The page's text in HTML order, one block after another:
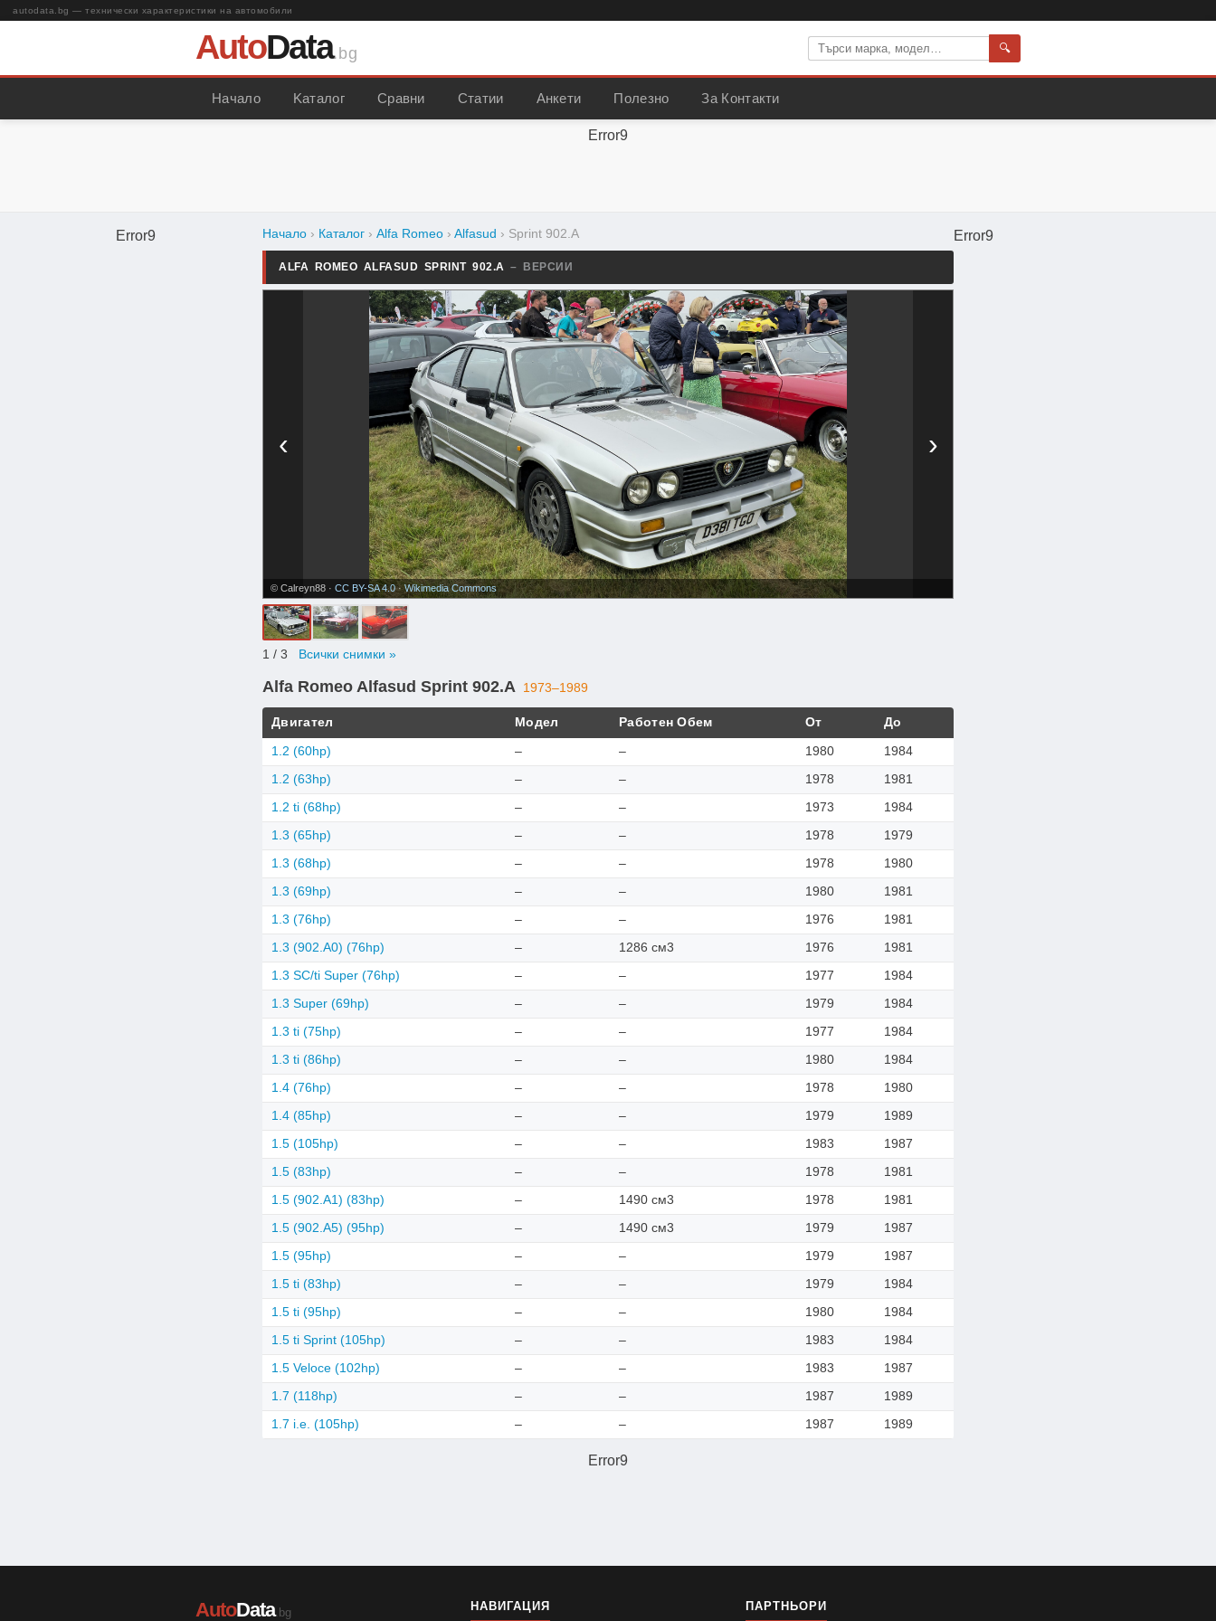
autodata.bg — технически характеристики на автомобили
AutoData.bg 🔍
Начало Kаталог Сравни Статии Анкети Полезно За Контакти
Error9
Error9 Начало › Каталог › Alfa Romeo › Alfasud › Sprint 902.A
ALFA ROMEO ALFASUD SPRINT 902.A – ВЕРСИИ
‹ ›
© Calreyn88 · CC BY-SA 4.0·Wikimedia Commons
1 / 3 Всички снимки »
Alfa Romeo Alfasud Sprint 902.A 1973–1989
Двигател Модел Работен Обем От До
1.2 (60hp) – – 1980 1984
1.2 (63hp) – – 1978 1981
1.2 ti (68hp) – – 1973 1984
1.3 (65hp) – – 1978 1979
1.3 (68hp) – – 1978 1980
1.3 (69hp) – – 1980 1981
1.3 (76hp) – – 1976 1981
1.3 (902.A0) (76hp) – 1286 см3 1976 1981
1.3 SC/ti Super (76hp) – – 1977 1984
1.3 Super (69hp) – – 1979 1984
1.3 ti (75hp) – – 1977 1984
1.3 ti (86hp) – – 1980 1984
1.4 (76hp) – – 1978 1980
1.4 (85hp) – – 1979 1989
1.5 (105hp) – – 1983 1987
1.5 (83hp) – – 1978 1981
1.5 (902.A1) (83hp) – 1490 см3 1978 1981
1.5 (902.A5) (95hp) – 1490 см3 1979 1987
1.5 (95hp) – – 1979 1987
1.5 ti (83hp) – – 1979 1984
1.5 ti (95hp) – – 1980 1984
1.5 ti Sprint (105hp) – – 1983 1984
1.5 Veloce (102hp) – – 1983 1987
1.7 (118hp) – – 1987 1989
1.7 i.e. (105hp) – – 1987 1989
Error9
Error9
AutoData.bg НАВИГАЦИЯ ПАРТНЬОРИ